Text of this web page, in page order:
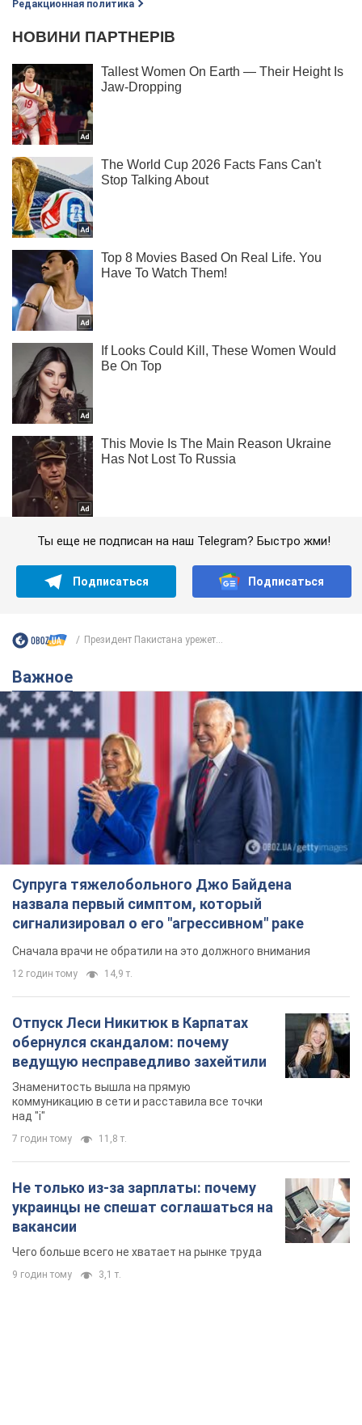
Редакционная политика
Ты еще не подписан на наш Telegram? Быстро жми!
Подписаться Подписаться
Президент Пакистана урежет...
Важное
Супруга тяжелобольного Джо Байдена
назвала первый симптом, который
сигнализировал о его "агрессивном" раке
Сначала врачи не обратили на это должного внимания
12 годин тому 14,9 т.
Отпуск Леси Никитюк в Карпатах
обернулся скандалом: почему
ведущую несправедливо захейтили
Знаменитость вышла на прямую
коммуникацию в сети и расставила все точки
над "i"
7 годин тому 11,8 т.
Не только из-за зарплаты: почему
украинцы не спешат соглашаться на
вакансии
Чего больше всего не хватает на рынке труда
9 годин тому 3,1 т.